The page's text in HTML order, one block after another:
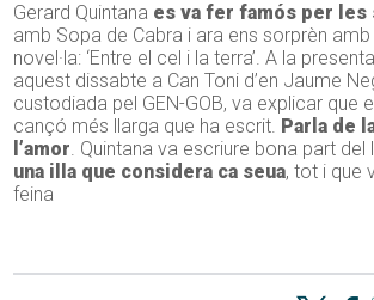
Gerard Quintana es va fer famós per
amb Sopa de Cabra i ara ens sorprèn
novel·la: ‘Entre el cel i la terra’. A la
aquest dissabte a Can Toni d’en Jaume
custodiada pel GEN-GOB, va explicar que
cançó més llarga que ha escrit. Parla de
l’amor. Quintana va escriure bona part del
una illa que considera ca seua, tot i que
feina